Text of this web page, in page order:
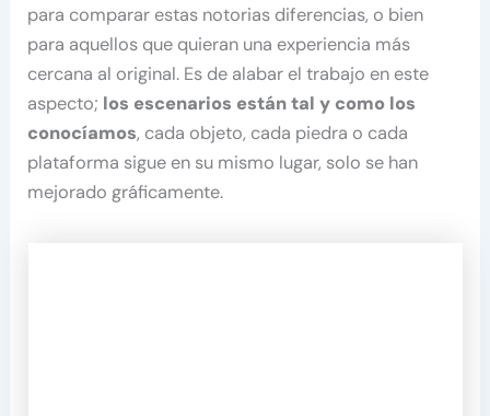
para comparar estas notorias diferencias, o bien
para aquellos que quieran una experiencia más
cercana al original. Es de alabar el trabajo en este
aspecto; los escenarios están tal y como los
conocíamos, cada objeto, cada piedra o cada
plataforma sigue en su mismo lugar, solo se han
mejorado gráficamente.